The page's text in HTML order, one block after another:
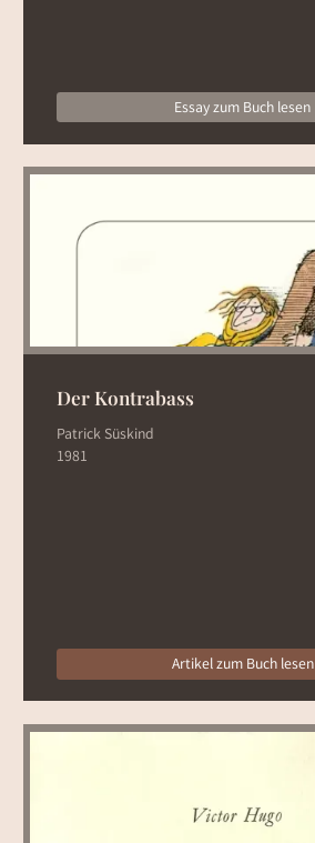
Essay zum Buch lesen
Der Kontrabass
Patrick Süskind
1981
Artikel zum Buch lesen